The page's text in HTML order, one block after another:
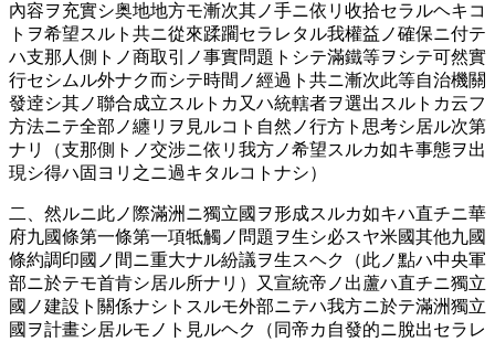
內容ヲ充實シ奥地地方モ漸次其ノ手ニ依リ收拾セラルヘキコ
トヲ希望スルト共ニ從來蹂躙セラレタル我權益ノ確保ニ付テ
ハ支那人側トノ商取引ノ事實問題トシテ滿鐵等ヲシテ可然實
行セシムル外ナク而シテ時間ノ經過ト共ニ漸次此等自治機關
發逹シ其ノ聯合成立スルトカ又ハ統轄者ヲ選出スルトカ云フ
方法ニテ全部ノ纏リヲ見ルコト自然ノ行方ト思考シ居ル次第
ナリ（支那側トノ交涉ニ依リ我方ノ希望スルカ如キ事態ヲ出
現シ得ハ固ヨリ之ニ過キタルコトナシ）
二、然ルニ此ノ際滿洲ニ獨立國ヲ形成スルカ如キハ直チニ華
府九國條第一條第一項牴觸ノ問題ヲ生シ必スヤ米國其他九國
條約調印國ノ間ニ重大ナル紛議ヲ生スヘク（此ノ點ハ中央軍
部ニ於テモ首肯シ居ル所ナリ）又宣統帝ノ出蘆ハ直チニ獨立
國ノ建設ト關係ナシトスルモ外部ニテハ我方ニ於テ滿洲獨立
國ヲ計畫シ居ルモノト見ルヘク（同帝カ自發的ニ脫出セラレ